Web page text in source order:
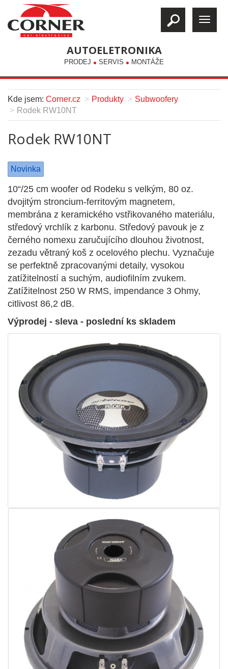
AUTOELETRONIKA
PRODEJ SERVIS MONTÁŽE
Kde jsem: Corner.cz Produkty
Subwoofery
Rodek RW10NT
Rodek RW10NT
Novinka
10“/25 cm woofer od Rodeku s velkým, 80 oz.
dvojitým stroncium-ferritovým magnetem,
membrána z keramického vstřikovaného materiálu,
středový vrchlík z karbonu. Středový pavouk je z
černého nomexu zaručujícího dlouhou životnost,
zezadu větraný koš z ocelového plechu. Vyznačuje
se perfektně zpracovanými detaily, vysokou
zatížitelností a suchým, audiofilním zvukem.
Zatížitelnost 250 W RMS, impendance 3 Ohmy,
citlivost 86,2 dB.
Výprodej - sleva - poslední ks skladem